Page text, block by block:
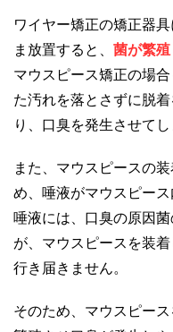
ワイヤー矯正の矯正器
ま放置すると、 菌が繁
マウスピース矯正の場
た汚れを落とさずに脱
り、口臭を発生させて
また、マウスピースの
め、唾液がマウスピース
唾液には、口臭の原因
が、マウスピースを装
行き届きません。
そのため、マウスピー